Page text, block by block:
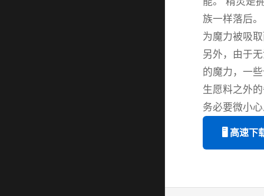
族一样落后
为魔力被吸
另外，由于
的魔力，一
生愿料之外
务必要微小
🖥️ 高速下